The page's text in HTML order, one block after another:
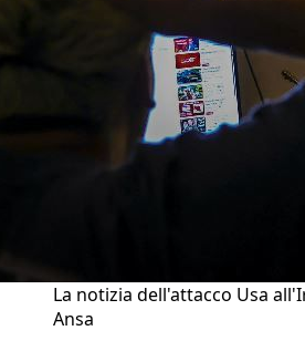
La notizia dell'attacco Usa
Ansa